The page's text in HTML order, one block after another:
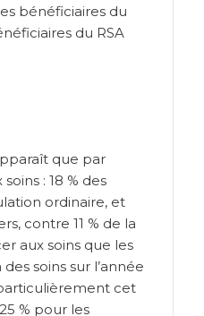
bénéficiaires du
du RSA
que par
: 18 % des
ordinaire, et
contre 11 % de la
aux soins que les
soins sur l’année
cet
% pour les